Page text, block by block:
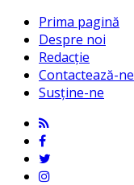
Prima pagină
Despre noi
Redacție
Contactează-ne
Susține-ne